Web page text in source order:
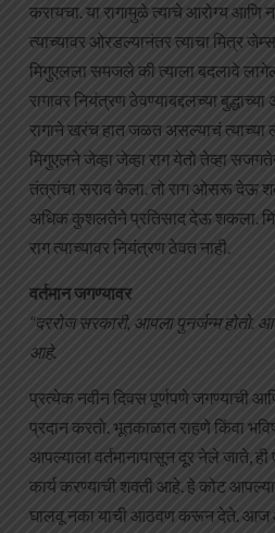
करायचा. या रागामुळे त्याचे आरोग्य आणि
त्याच्यावर ओरडल्यानंतर त्याचा मित्र
मिगुएलला समजले की त्याला बदलावे
रागावर नियंत्रण ठेवण्याबद्दलच्या
रागाने खरंच हात जळत असल्याचं त्याच्या
मिगुएलने जेव्हा जेव्हा राग येतो तेव्हा
तंत्रांचा सराव केला. तो राग ओसरू देऊ
अधिक कुशलतेने प्रतिसाद देऊ शकला.
राग त्याच्यावर नियंत्रण ठेवत नाही.
वर्तमान जगण्यावर
“दररोज सरकारी, आपला पुनर्जन्म
आहे.
प्रत्येक नवीन दिवस पूर्णपणे जगण्याची
प्रदान करतो. भूतकाळात राहणे किंवा
आपल्याला वर्तमानापासून दूर नेले जाते,
कार्य करण्याची शक्ती आहे. हे कोट
घालवू नका याची आठवण करून देते.